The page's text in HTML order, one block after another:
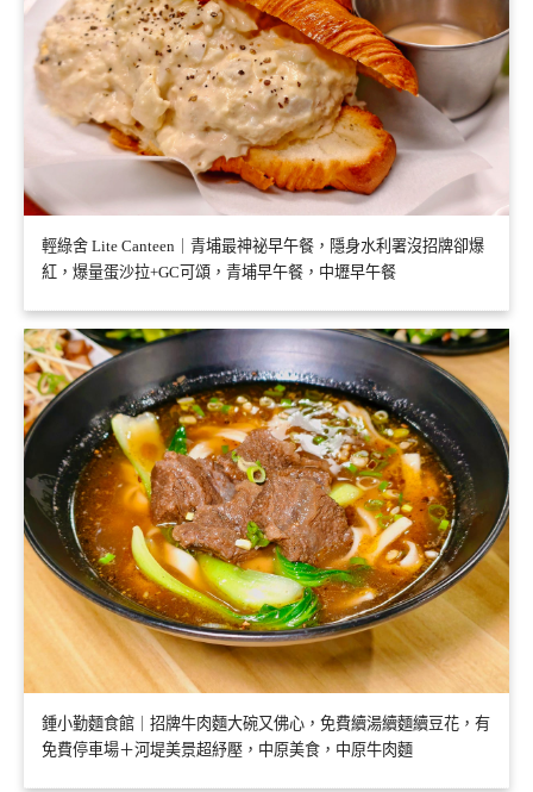
輕綠舍 Lite Canteen｜青埔最神祕早午餐，隱身水利署沒招牌卻爆
紅，爆量蛋沙拉+GC可頌，青埔早午餐，中壢早午餐
鍾小勤麵食館｜招牌牛肉麵大碗又佛心，免費續湯續麵續豆花，有
免費停車場＋河堤美景超紓壓，中原美食，中原牛肉麵